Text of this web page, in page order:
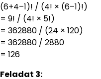
(6+4–1)! / (4! × (6–1)!)
= 9! / (4! × 5!)
= 362880 / (24 × 120)
= 362880 / 2880
= 126
Feladat 3: